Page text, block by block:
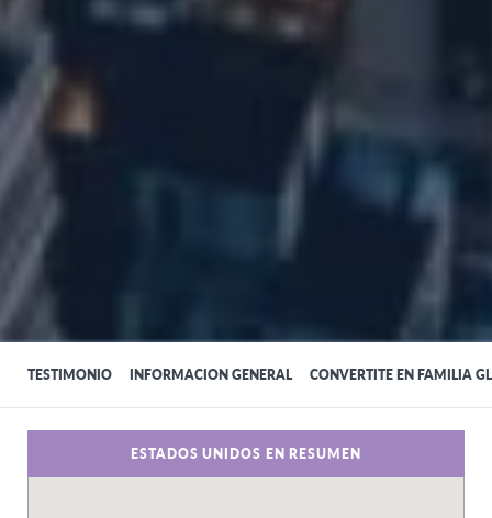
TESTIMONIO INFORMACION GENERAL CONVERTITE EN FAMILIA
ESTADOS UNIDOS EN RESUMEN